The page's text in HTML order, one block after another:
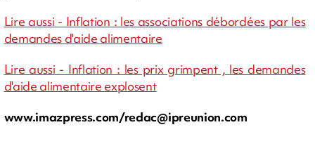
Lire aussi - Inflation : les associations débordées par les
demandes d'aide alimentaire
Lire aussi - Inflation : les prix grimpent , les demandes
d'aide alimentaire explosent
www.imazpress.com/redac@ipreunion.com